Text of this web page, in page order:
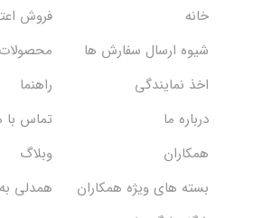
خانه
فروش
شیوه ارسال سفارش ها
محصولات
اخذ نمایندگی
راهنما
درباره ما
تماس با
همکاران
وبلاگ
بسته های ویژه همکاران
همدلی